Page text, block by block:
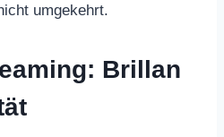
umgekehrt.
Brillan